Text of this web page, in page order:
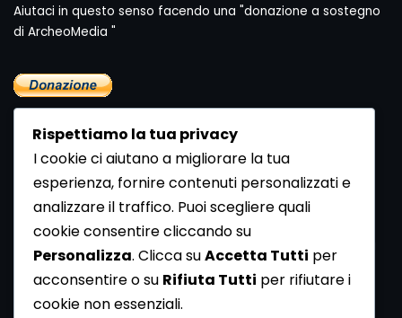
Aiutaci in questo senso facendo una "donazione a sostegno
di ArcheoMedia "
Newsletter
Se vuoi ricevere la Rivista gratuita di archeologia realizzata
dalla Redazione di ArcheoMedia iscriviti alla nostra
Newsletter [Clicca Qui]
Rispettiamo la tua privacy
I cookie ci aiutano a migliorare la tua
esperienza, fornire contenuti personalizzati e
analizzare il traffico. Puoi scegliere quali
cookie consentire cliccando su
Personalizza. Clicca suAccetta Tutti per
acconsentire o su Rifiuta Tutti per rifiutare i
cookie non essenziali.